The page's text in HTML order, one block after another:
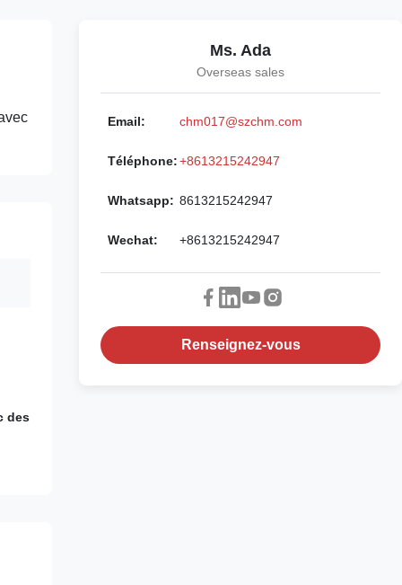
des
Ms. Ada
Overseas sales
Email: chm017@szchm.com
Téléphone:+8613215242947
Whatsapp: 8613215242947
Wechat: +8613215242947
Renseignez-vous